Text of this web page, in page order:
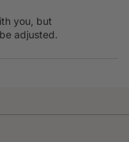
you, but
adjusted.